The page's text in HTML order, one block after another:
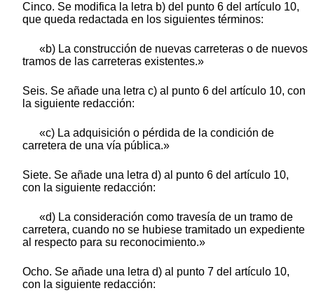
Cinco. Se modifica la letra b) del punto 6 del artículo 10,
que queda redactada en los siguientes términos:
«b) La construcción de nuevas carreteras o de nuevos
tramos de las carreteras existentes.»
Seis. Se añade una letra c) al punto 6 del artículo 10, con
la siguiente redacción:
«c) La adquisición o pérdida de la condición de
carretera de una vía pública.»
Siete. Se añade una letra d) al punto 6 del artículo 10,
con la siguiente redacción:
«d) La consideración como travesía de un tramo de
carretera, cuando no se hubiese tramitado un expediente
al respecto para su reconocimiento.»
Ocho. Se añade una letra d) al punto 7 del artículo 10,
con la siguiente redacción: